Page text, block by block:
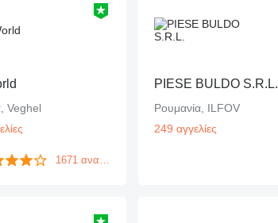
Veghel
1671 ανατροφοδοτήσεις
PIESE BULDO S.R.L.
Ρουμανία, ILFOV
249 αγγελίες